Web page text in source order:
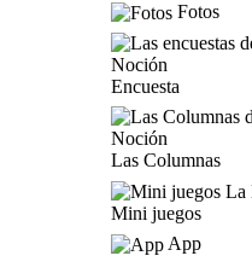
Fotos
Encuesta
Las Columnas
Mini juegos
App